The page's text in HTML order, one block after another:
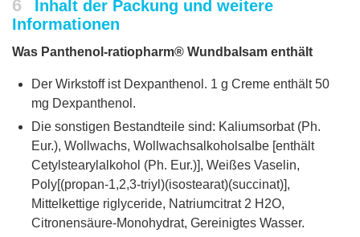
6
Inhalt der Packung und weitere
Informationen
Was Panthenol-ratiopharm® Wundbalsam enthält
Der Wirkstoff ist Dexpanthenol. 1 g Creme enthält 50
mg Dexpanthenol.
Die sonstigen Bestandteile sind: Kaliumsorbat (Ph.
Eur.), Wollwachs, Wollwachsalkoholsalbe [enthält
Cetylstearylalkohol (Ph. Eur.)], Weißes Vaselin,
Poly[(propan-1,2,3-triyl)(isostearat)(succinat)],
Mittelkettige riglyceride, Natriumcitrat 2 H2O,
Citronensäure-Monohydrat, Gereinigtes Wasser.